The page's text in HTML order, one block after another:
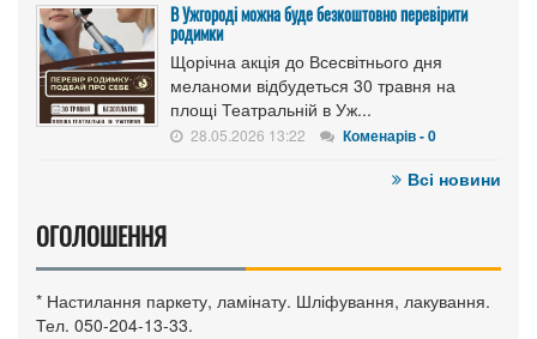
В Ужгороді можна буде безкоштовно перевірити
родимки
Щорічна акція до Всесвітнього дня
меланоми відбудеться 30 травня на
площі Театральній в Уж...
28.05.2026 13:22 Коменарів - 0
Всі новини
ОГОЛОШЕННЯ
* Настилання паркету, ламінату. Шліфування, лакування.
Тел. 050-204-13-33.